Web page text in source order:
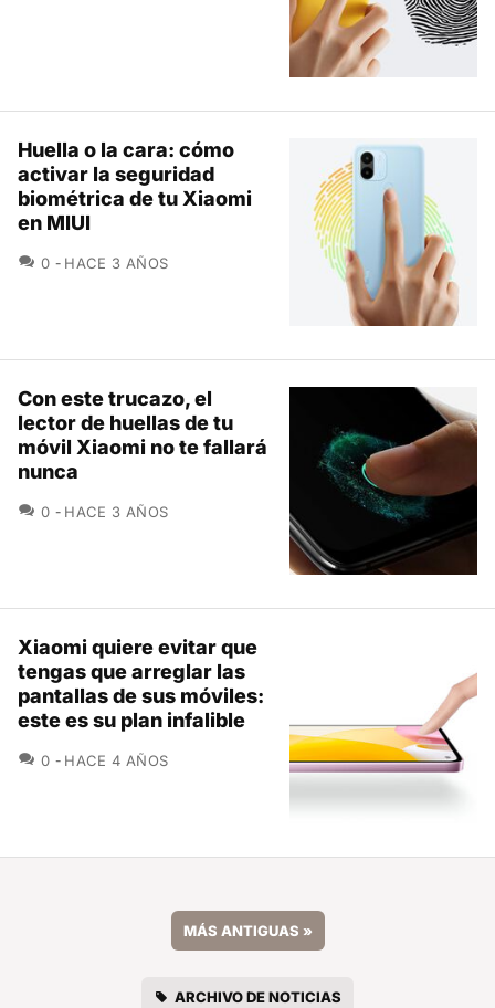
Huella o la cara: cómo
activar la seguridad
biométrica de tu Xiaomi
en MIUI
0 COMENTARIOS
HACE 3 AÑOS
Con este trucazo, el
lector de huellas de tu
móvil Xiaomi no te fallará
nunca
0 COMENTARIOS
HACE 3 AÑOS
Xiaomi quiere evitar que
tengas que arreglar las
pantallas de sus móviles:
este es su plan infalible
0 COMENTARIOS
HACE 4 AÑOS
MÁS ANTIGUAS »
ARCHIVO DE NOTICIAS